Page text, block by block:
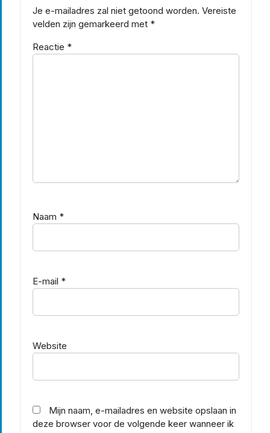
Je e-mailadres zal niet getoond worden. Vereiste
velden zijn gemarkeerd met *
Reactie *
Naam *
E-mail *
Website
Mijn naam, e-mailadres en website opslaan in
deze browser voor de volgende keer wanneer ik